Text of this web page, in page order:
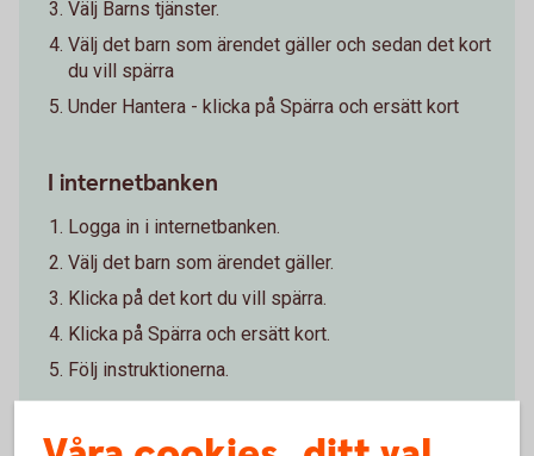
Välj Barns tjänster.
Välj det barn som ärendet gäller och sedan det kort
du vill spärra
Under Hantera - klicka på Spärra och ersätt kort
I internetbanken
Logga in i internetbanken.
Välj det barn som ärendet gäller.
Klicka på det kort du vill spärra.
Klicka på Spärra och ersätt kort.
Följ instruktionerna.
Spärra barnskort